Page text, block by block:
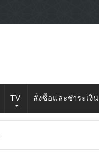
TV สั่งซื้อและชำระเงิน